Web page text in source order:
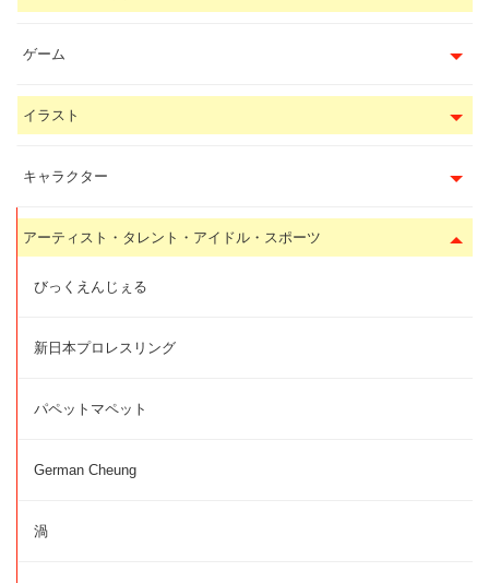
ゲーム
イラスト
キャラクター
アーティスト・タレント・アイドル・スポーツ
びっくえんじぇる
新日本プロレスリング
パペットマペット
German Cheung
渦